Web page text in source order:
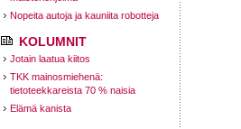
Nopeita autoja ja kauniita robotteja
KOLUMNIT
Jotain laatua kiitos
TKK mainosmiehenä:
tietoteekkareista 70 % naisia
Elämä kanista